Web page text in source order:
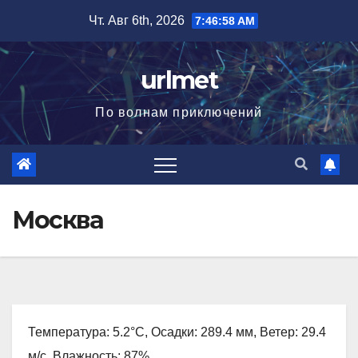
содержимому
Чт. Авг 6th, 2026 7:46:59 AM
urlmet
По волнам приключений
Москва
Температура: 5.2°C, Осадки: 289.4 мм, Ветер: 29.4